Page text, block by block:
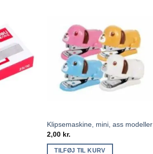
Klipsemaskine, mini, ass modeller
2,00 kr.
TILFØJ TIL KURV